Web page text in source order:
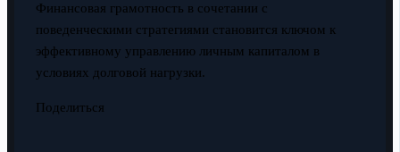
Финансовая грамотность в сочетании с
поведенческими стратегиями становится ключом к
эффективному управлению личным капиталом в
условиях долговой нагрузки.
Поделиться